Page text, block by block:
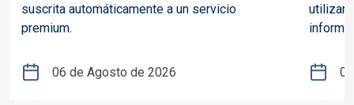
suscrita automáticamente a un servicio
premium.
06 de Agosto de 2026